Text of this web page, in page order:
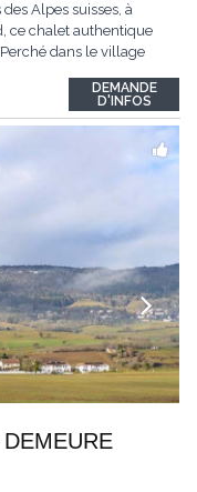
Alpes suisses, à
ce chalet authentique
dans le village
spectacle qui change
DEMANDE
D'INFOS